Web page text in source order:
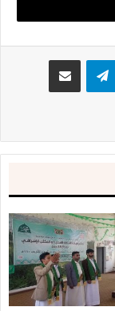
تيلقرام مشاركة عبر البريد